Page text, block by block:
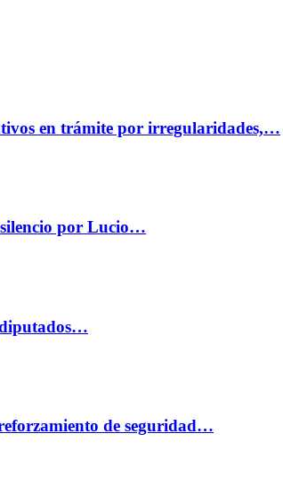
en trámite por irregularidades,…
por Lucio…
diputados…
de seguridad…